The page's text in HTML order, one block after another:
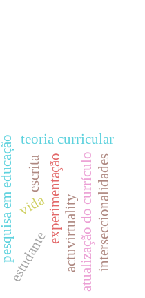
pesquisa em educação escrita
teoria curricular
vidaexperimentação
estudante actuvirtualityatualização do currículointerseccionalidades